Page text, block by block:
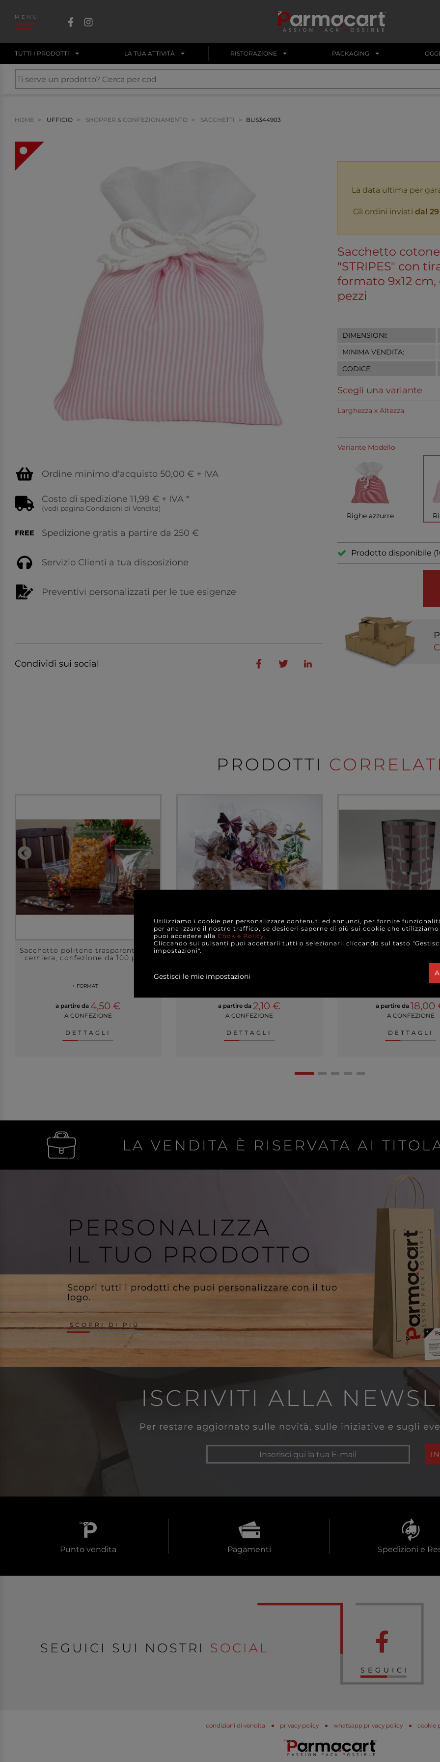
MENU
TUTTI I PRODOTTI LA TUA ATTIVITÀ RISTORAZIONE PACKAGING
HOME UFFICIO SHOPPER & CONFEZIONAMENTO SACCHETTI BUS344903
Ordine minimo d'acquisto 50,00 € + IVA
Costo di spedizione 11,99 € + IVA *
(vedi pagina Condizioni di Vendita)
Spedizione gratis a partire da 250 €
Servizio Clienti a tua disposizione
Preventivi personalizzati per le tue esigenze
Condividi sui social
La data ultima per
Gli ordini inviati dal
Sacchetto
"STRIPES" con
formato 9x12
pezzi
DIMENSIONI:
MINIMA VENDITA:
CODICE:
Scegli una variante
Larghezza x Altezza
Variante Modello
Righe azzurre
Prodotto disponibile
PRODOTTI
Sacchetto politene trasparente con
cerniera, confezione da 100 pezzi
+ FORMATI
a partire da 4,50 €
A CONFEZIONE
DETTAGLI
Sacchetti trasparenti in cellophane
a partire da2,10 €
A CONFEZIONE
DETTAGLI
a partire da 18,00
A CONFEZIONE
DETTAGLI
LA VENDITA È RISERVATA AI
PERSONALIZZA
IL TUO PRODOTTO
Scopri tutti i prodotti che puoi personalizzare con il tuo
logo.
SCOPRI DI PIÙ
ISCRIVITI ALLA
Per restare aggiornato sulle novità, sulle iniziative e sugli
Punto vendita Pagamenti Spedizioni e
SEGUICI SUI NOSTRI SOCIAL
SEGUICI
condizioni di vendita privacy policy whatsapp privacy policy cookie
Utilizziamo i cookie per personalizzare contenuti ed annunci, per fornire
per analizzare il nostro traffico, se desideri saperne di più sui cookie che
puoi accedere alla Cookie Policy.
Cliccando sui pulsanti puoi accettarli tutti o selezionarli cliccando sul tasto
impostazioni".
Gestisci le mie impostazioni